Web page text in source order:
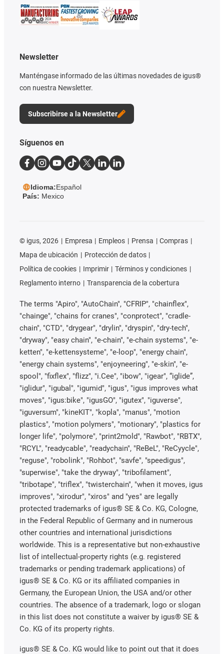
Newsletter
Manténgase informado de las últimas novedades de igus®
con nuestra Newsletter.
Subscribirse a la Newsletter
Síguenos en
Idioma:Español
País: Mexico
© igus, 2026 Empresa Empleos Prensa
Compras
Mapa de ubicación
Protección de datos
Política de cookies
Imprimir
Términos y condiciones
Reglamento interno
Transparencia de la cobertura
The terms "Apiro", "AutoChain", "CFRIP", "chainflex",
"chainge", "chains for cranes", "conprotect", "cradle-
chain", "CTD", "drygear", "drylin", "dryspin", "dry-tech",
"dryway", "easy chain", "e-chain", "e-chain systems", "e-
ketten", "e-kettensysteme", "e-loop", "energy chain",
"energy chain systems", "enjoyneering", "e-skin", "e-
spool", "fixflex", "flizz", "i.Cee", "ibow", "igear", “iglide”,
"iglidur", "igubal", "igumid", "igus", "igus improves what
moves", "igus:bike", "igusGO", "igutex", "iguverse",
"iguversum", "kineKIT", "kopla", "manus", "motion
plastics", "motion polymers", "motionary", "plastics for
longer life", "polymore", "print2mold", "Rawbot", "RBTX",
"RCYL", "readycable", "readychain", "ReBeL", "ReCyycle",
"reguse", "robolink", "Rohbot", "savfe", "speedigus",
"superwise", "take the dryway", "tribofilament",
"tribotape", "triflex", "twisterchain", "when it moves, igus
improves", "xirodur", "xiros" and "yes" are legally
protected trademarks of igus® SE & Co. KG, Cologne,
in the Federal Republic of Germany and in numerous
other countries and international jurisdictions
worldwide. This is a representative but non-exhaustive
list of intellectual-property rights (e.g. registered
trademarks or pending trademark applications) of
igus® SE & Co. KG or its affiliated companies in
Germany, the European Union, the USA and/or other
countries. The absence of a trademark, logo or slogan
in this list does not constitute a waiver by igus® SE &
Co. KG of its property rights.
igus® SE & Co. KG would like to point out that it does